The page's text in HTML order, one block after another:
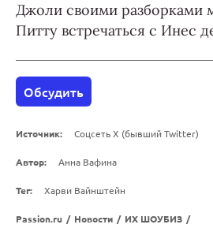
Джоли своими разборками
Питту встречаться с Инес
Обсудить
Источник: Соцсеть X (бывший Twitter)
Автор: Анна Вафина
Тег: Харви Вайнштейн
Passion.ru / Новости / ИХ ШОУБИЗ /